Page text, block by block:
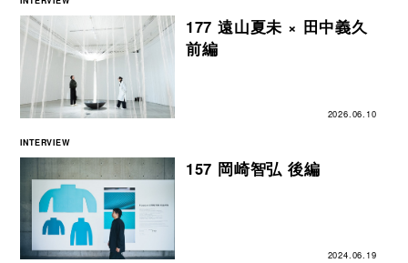
177 遠山夏未 × 田中義久
前編
2026.06.10
INTERVIEW
157 岡崎智弘 後編
2024.06.19